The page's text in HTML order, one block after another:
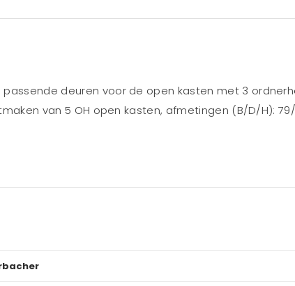
passende deuren voor de open kasten met 3
van 5 OH open kasten, afmetingen (B/D/H): 79/